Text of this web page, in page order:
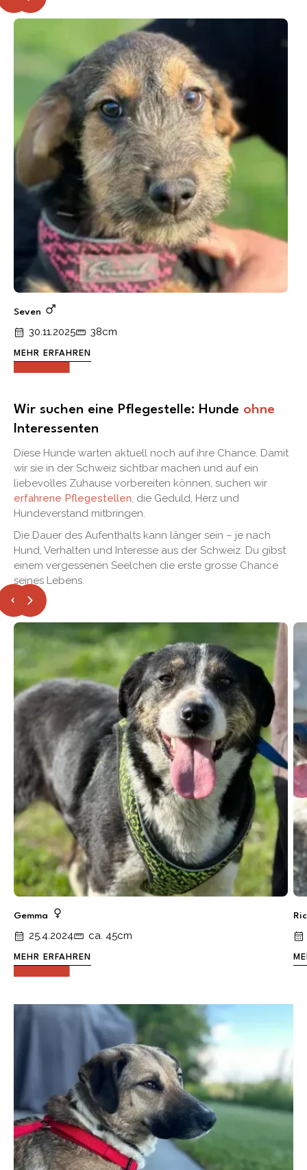
Seven
30.11.2025 38cm
MEHR ERFAHREN
Wir suchen eine Pflegestelle: Hunde ohne
Interessenten
Diese Hunde warten aktuell noch auf ihre Chance. Damit
wir sie in der Schweiz sichtbar machen und auf ein
liebevolles Zuhause vorbereiten können, suchen wir
erfahrene Pflegestellen, die Geduld, Herz und
Hundeverstand mitbringen.
Die Dauer des Aufenthalts kann länger sein – je nach
Hund, Verhalten und Interesse aus der Schweiz. Du gibst
einem vergessenen Seelchen die erste grosse Chance
seines Lebens.
Gemma
25.4.2024 ca. 45cm
MEHR ERFAHREN